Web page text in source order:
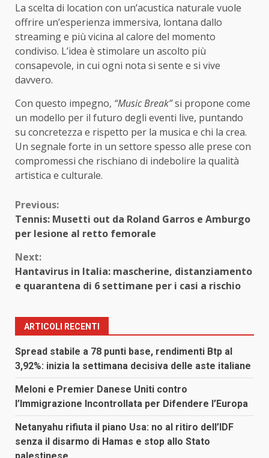
La scelta di location con un’acustica naturale vuole
offrire un’esperienza immersiva, lontana dallo
streaming e più vicina al calore del momento
condiviso. L’idea è stimolare un ascolto più
consapevole, in cui ogni nota si sente e si vive
davvero.
Con questo impegno, “Music Break”si propone come
un modello per il futuro degli eventi live, puntando
su concretezza e rispetto per la musica e chi la crea.
Un segnale forte in un settore spesso alle prese con
compromessi che rischiano di indebolire la qualità
artistica e culturale.
Continue
Reading
Previous:
Tennis: Musetti out da Roland Garros e Amburgo
per lesione al retto femorale
Next:
Hantavirus in Italia: mascherine, distanziamento
e quarantena di 6 settimane per i casi a rischio
ARTICOLI RECENTI
Spread stabile a 78 punti base, rendimenti Btp al
3,92%: inizia la settimana decisiva delle aste italiane
Meloni e Premier Danese Uniti contro
l’Immigrazione Incontrollata per Difendere l’Europa
Netanyahu rifiuta il piano Usa: no al ritiro dell’IDF
senza il disarmo di Hamas e stop allo Stato